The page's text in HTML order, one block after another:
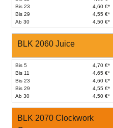
Bis 23
4,60 €*
Bis 29
4,55 €*
Ab 30
4,50 €*
BLK 2060 Juice
Bis 5
4,70 €*
Bis 11
4,65 €*
Bis 23
4,60 €*
Bis 29
4,55 €*
Ab 30
4,50 €*
BLK 2070 Clockwork